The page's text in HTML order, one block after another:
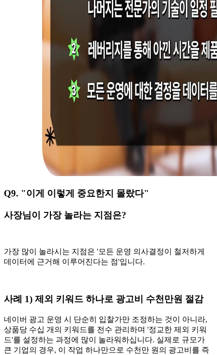
Q9. "이게 이렇게 중요한지 몰랐다"
사장님이 가장 놀라는 지점은?
가장 많이 놀라시는 지점은 '모든 운영 의사결정이 철저하게
데이터에 근거해 이루어진다는 점'입니다.
사례 1) 제외 키워드 하나로 광고비 수천만원 절감
네이버 광고 운영 시 단순히 입찰가만 조정하는 것이 아니라,
상품당 수십 개의 키워드를 전수 관리하며 '정교한 제외 키워
드'를 설정하는 과정에 많이 놀라워하십니다. 실제로 규모가
큰 기업의 경우, 이 작업 하나만으로 수천만 원의 광고비를 즉